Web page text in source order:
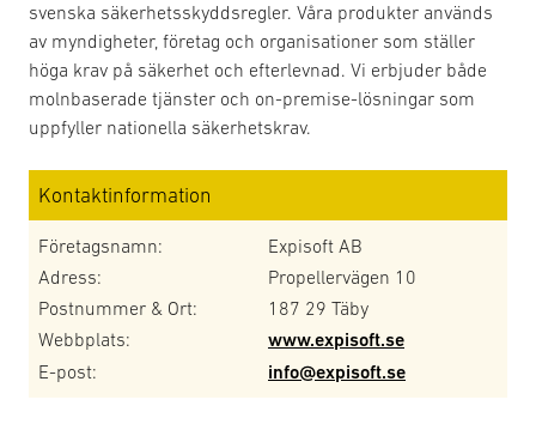
svenska säkerhetsskyddsregler. Våra produkter används
av myndigheter, företag och organisationer som ställer
höga krav på säkerhet och efterlevnad. Vi erbjuder både
molnbaserade tjänster och on-premise-lösningar som
uppfyller nationella säkerhetskrav.
Kontaktinformation
Företagsnamn:
Expisoft AB
Adress:
Propellervägen 10
Postnummer & Ort:
187 29 Täby
Webbplats:
www.expisoft.se
E-post: info@expisoft.se